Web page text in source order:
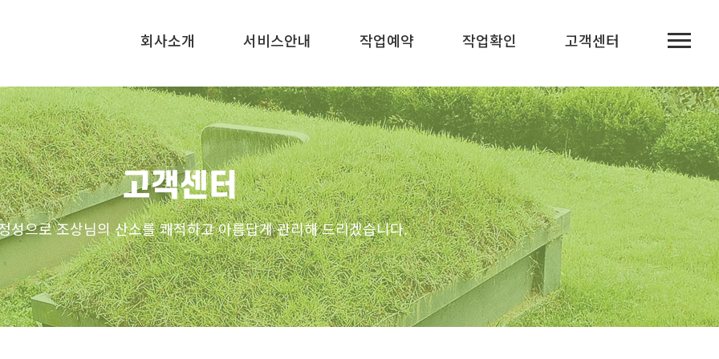
회사소개 서비스안내 작업예약 작업확인 고객센터
고객센터
성으로 조상님의 산소를 쾌적하고 아름답게 관리해 드리겠습니다.